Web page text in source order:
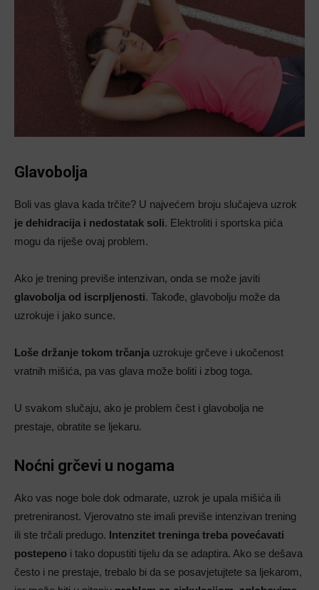
Glavobolja
Boli vas glava kada trčite? U najvećem broju slučajeva uzrok
je dehidracija i nedostatak soli. Elektroliti i sportska pića
mogu da riješe ovaj problem.
Ako je trening previše intenzivan, onda se može javiti
glavobolja od iscrpljenosti. Takođe, glavobolju može da
uzrokuje i jako sunce.
Loše držanje tokom trčanjauzrokuje grčeve i ukočenost
vratnih mišića, pa vas glava može boliti i zbog toga.
U svakom slučaju, ako je problem čest i glavobolja ne
prestaje, obratite se ljekaru.
Noćni grčevi u nogama
Ako vas noge bole dok odmarate, uzrok je upala mišića ili
pretreniranost. Vjerovatno ste imali previše intenzivan trening
ili ste trčali predugo. Intenzitet treninga treba povećavati
postepeno i tako dopustiti tijelu da se adaptira. Ako se dešava
često i ne prestaje, trebalo bi da se posavjetujtete sa ljekarom,